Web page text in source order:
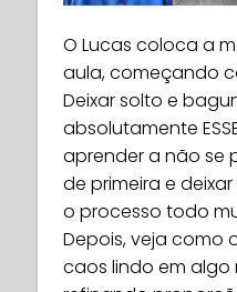
O Lucas coloca a
aula, começando
Deixar solto e
absolutamente
aprender a não se
de primeira e
o processo todo
Depois, veja como
caos lindo em